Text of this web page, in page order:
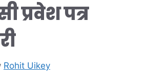
प्रवेश पत्र
Rohit Uikey